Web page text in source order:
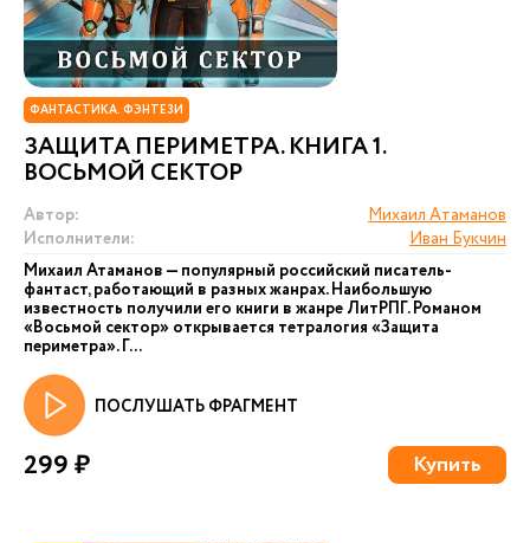
ФАНТАСТИКА. ФЭНТЕЗИ
ЗАЩИТА ПЕРИМЕТРА. КНИГА 1.
ВОСЬМОЙ СЕКТОР
Автор:
Михаил Атаманов
Исполнители:
Иван Букчин
Михаил Атаманов — популярный российский писатель-
фантаст, работающий в разных жанрах. Наибольшую
известность получили его книги в жанре ЛитРПГ. Романом
«Восьмой сектор» открывается тетралогия «Защита
периметра». Г...
ПОСЛУШАТЬ ФРАГМЕНТ
299 ₽ Купить